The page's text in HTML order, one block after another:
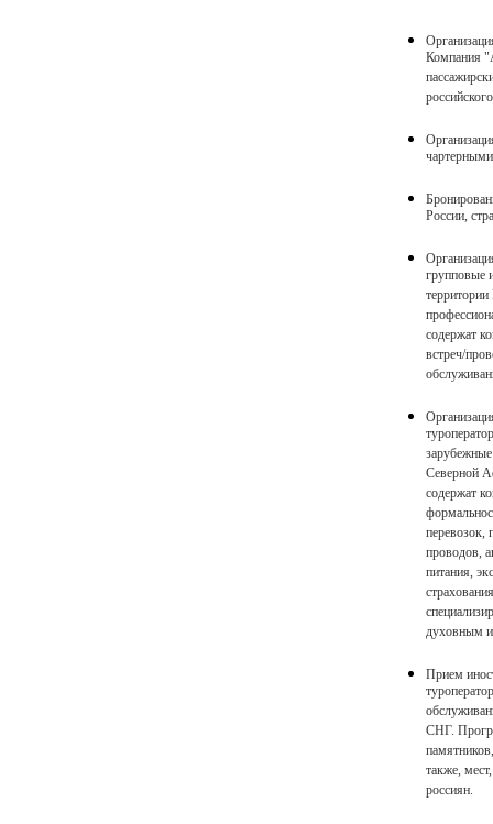
Компания
России,
групповые
содержат
встреч/
Северной
содержат
перевозок,
проводов,
питания,
духовным
Прием
СНГ.
также,
россиян.